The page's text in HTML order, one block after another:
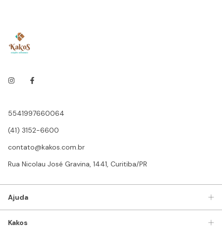
5541997660064
(41) 3152-6600
contato@kakos.com.br
Rua Nicolau José Gravina, 1441, Curitiba/PR
Ajuda
Kakos